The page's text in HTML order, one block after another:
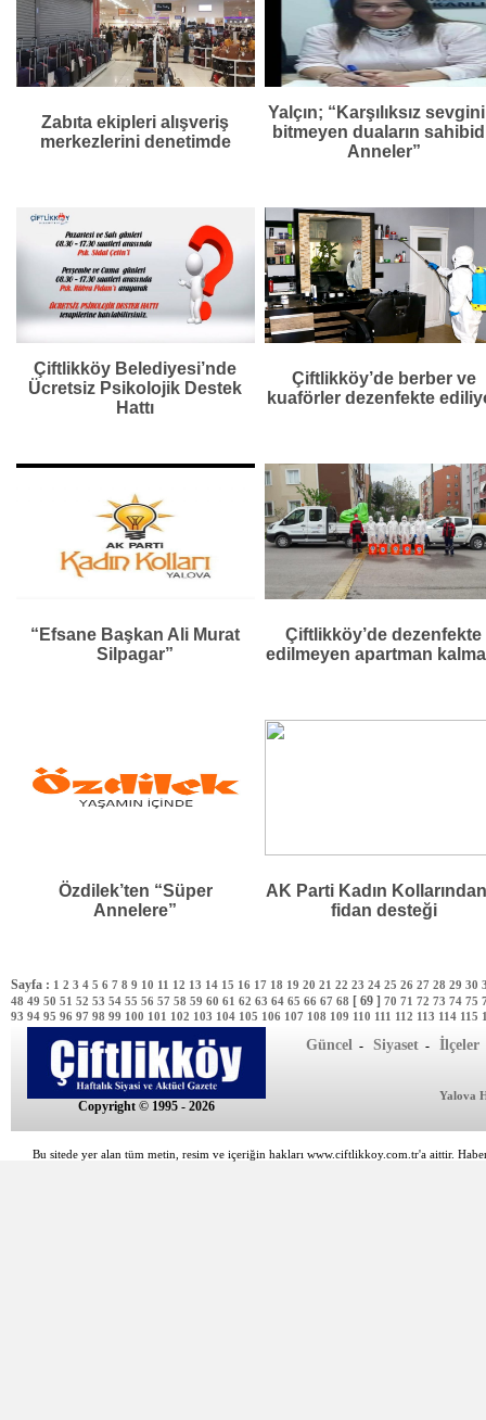
Zabıta ekipleri alışveriş
merkezlerini denetimde
Yalçın; “Karşılıksız
bitmeyen duaların
Anneler”
Çiftlikköy Belediyesi’nde
Ücretsiz Psikolojik Destek
Hattı
Çiftlikköy’de berber ve
kuaförler dezenfekte
“Efsane Başkan Ali Murat
Silpagar”
Çiftlikköy’de dezenfekte
edilmeyen apartman
Özdilek’ten “Süper
Annelere”
AK Parti Kadın
fidan desteği
Sayfa : 1 2 3 4 5 6 7 8 9 10 11 12 13 14 15 16 17 18 19 20 21 22 23 24 25 26 27 28 29 30
48 49 50 51 52 53 54 55 56 57 58 59 60 61 62 63 64 65 66 67 68 [ 69 ] 70 71 72 73 74 75
93 94 95 96 97 98 99 100 101 102 103 104 105 106 107 108 109 110 111 112 113 114 115
Copyright © 1995 - 2026
Güncel -Siyaset -İlçeler
Yalova
Bu sitede yer alan tüm metin, resim ve içeriğin hakları www.ciftlikkoy.com.tr'a aittir.